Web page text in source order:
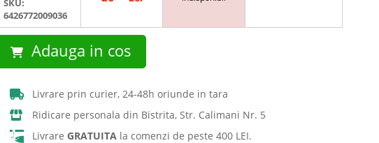
6426772009036
Adauga in cos
Livrare prin curier, 24-48h oriunde in tara
Ridicare personala din Bistrita, Str. Calimani Nr. 5
Livrare GRATUITA la comenzi de peste 400 LEI.